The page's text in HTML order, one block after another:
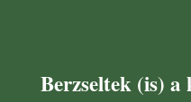
Berzseltek (is)